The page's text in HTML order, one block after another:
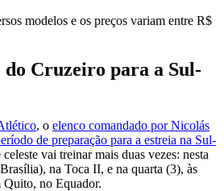
modelos e os preços variam entre R$
do Cruzeiro para a Sul-
, o elenco comandado por Nicolás
de preparação para a estreia na Sul-
vai treinar mais duas vezes: nesta
na Toca II, e na quarta (3), às
no Equador.